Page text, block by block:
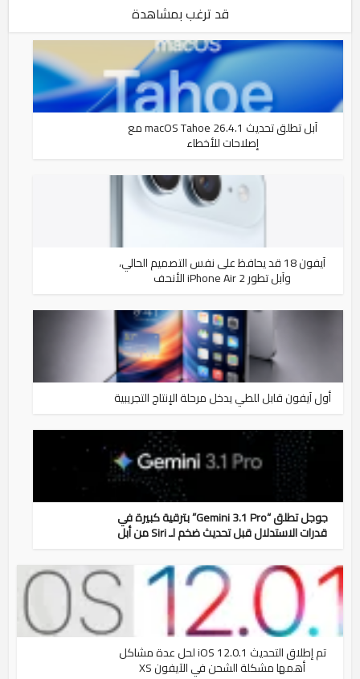
قد ترغب بمشاهدة
آبل تطلق تحديث macOS Tahoe 26.4.1 مع
إصلاحات للأخطاء
آيفون 18 قد يحافظ على نفس التصميم الحالي،
وآبل تطور iPhone Air 2 الأنحف
أول آيفون قابل للطي يدخل مرحلة الإنتاج التجريبية
جوجل تطلق “Gemini 3.1 Pro” بترقية كبيرة في
قدرات الاستدلال قبل تحديث ضخم لـ Siri من أبل
تم إطلاق التحديث iOS 12.0.1 لحل عدة مشاكل
أهمها مشكلة الشحن في الآيفون XS